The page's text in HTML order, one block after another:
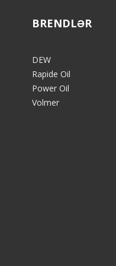
BRENDLƏR
DEW
Rapide Oil
Power Oil
Volmer